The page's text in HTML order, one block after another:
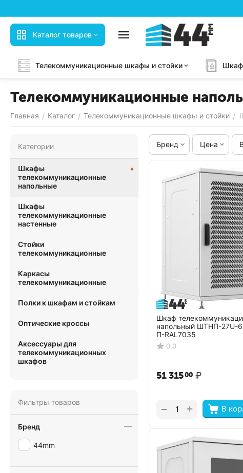
Каталог товаров
Телекоммуникационные шкафы и стойки
Телекоммуникационные
Главная / Каталог / Телекоммуникационные шкафы и стойки /
Бренд Цена
Шкаф
напольный ШТНП-27U-
П-RAL7035
0.0
51 31500 ₽
В
+
−
Категории
Шкафы
телекоммуникационные
напольные
Шкафы
телекоммуникационные
настенные
Стойки
телекоммуникационные
Каркасы
телекоммуникационные
Полки к шкафам и стойкам
Оптические кроссы
Аксессуары для
телекоммуникационных
шкафов
Фильтры товаров
Бренд
44mm